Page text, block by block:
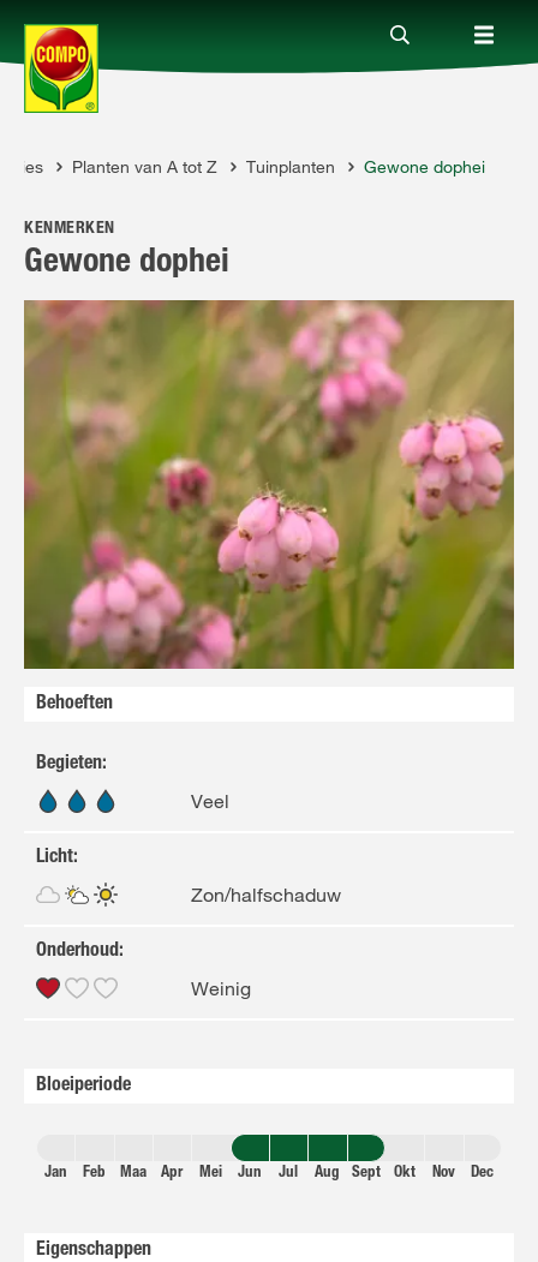
Producten
Advies
Thema's
Tot je dienst
NL
Planten van A tot Z Tuinplanten Gewone dophei
KENMERKEN
Gewone dophei
Behoeften
Begieten:
Veel
Licht:
Zon/halfschaduw
Onderhoud:
Weinig
Bloeiperiode
Jan Feb Maa Apr Mei Jun Jul Aug Sept Okt Nov Dec
Eigenschappen